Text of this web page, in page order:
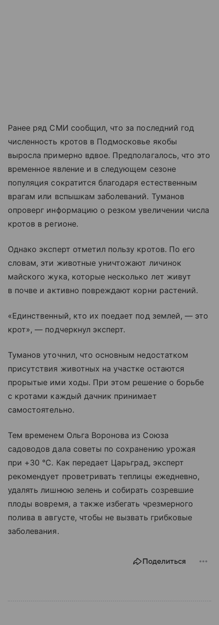
Ранее ряд СМИ сообщил, что за последний год
численность кротов в Подмосковье якобы
выросла примерно вдвое. Предполагалось, что это
временное явление и в следующем сезоне
популяция сократится благодаря естественным
врагам или вспышкам заболеваний. Туманов
опроверг информацию о резком увеличении числа
кротов в регионе.
Однако эксперт отметил пользу кротов. По его
словам, эти животные уничтожают личинок
майского жука, которые несколько лет живут
в почве и активно повреждают корни растений.
«Единственный, кто их поедает под землей, — это
крот», — подчеркнул эксперт.
Туманов уточнил, что основным недостатком
присутствия животных на участке остаются
прорытые ими ходы. При этом решение о борьбе
с кротами каждый дачник принимает
самостоятельно.
Тем временем Ольга Воронова из Союза
садоводов дала советы по сохранению урожая
при +30 °C. Как передает Царьград, эксперт
рекомендует проветривать теплицы ежедневно,
удалять лишнюю зелень и собирать созревшие
плоды вовремя, а также избегать чрезмерного
полива в августе, чтобы не вызвать грибковые
заболевания.
Поделиться